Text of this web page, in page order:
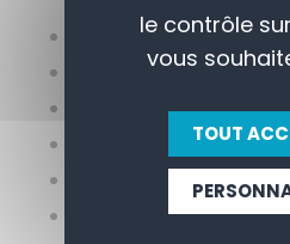
Capacité: 40 L
Dimensions: 850(H) x
Installation par un
Matériel: Acier
Rendement: 7,6kW
Alimentation: 400V
le contrôle
vous
TOUT